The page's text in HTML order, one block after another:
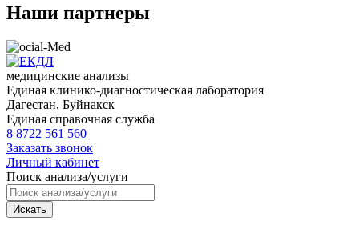
Наши партнеры
медицинские анализы
Единая клинико-диагностическая лаборатория
Дагестан, Буйнакск
Единая справочная служба
8 8722 561 560
Заказать звонок
Личный кабинет
Поиск анализа/услуги
Искать